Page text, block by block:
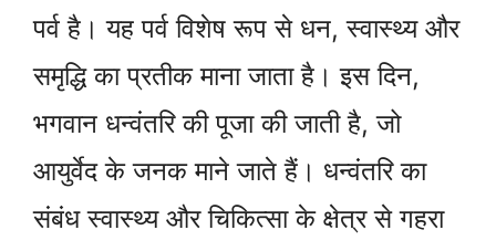
पर्व है। यह पर्व विशेष रूप से धन, स्वास्थ्य और
समृद्धि का प्रतीक माना जाता है। इस दिन,
भगवान धन्वंतरि की पूजा की जाती है, जो
आयुर्वेद के जनक माने जाते हैं। धन्वंतरि का
संबंध स्वास्थ्य और चिकित्सा के क्षेत्र से गहरा